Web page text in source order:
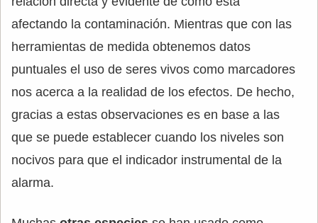
afectando la contaminación. Mientras que con las
herramientas de medida obtenemos datos
puntuales el uso de seres vivos como marcadores
nos acerca a la realidad de los efectos. De hecho,
gracias a estas observaciones es en base a las
que se puede establecer cuando los niveles son
nocivos para que el indicador instrumental de la
alarma.